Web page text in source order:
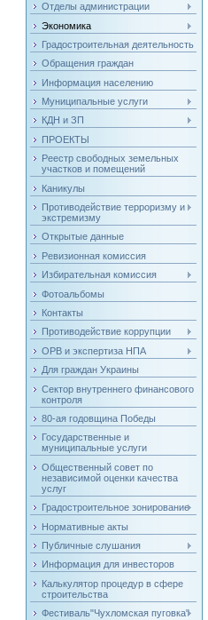
Отделы администрации
Экономика
Градостроительная деятельность
Обращения граждан
Информация населению
Муниципальные услуги
КДН и ЗП
ПРОЕКТЫ
Реестр свободных земельных
участков и помещений
Каникулы
Противодействие терроризму и
экстремизму
Открытые данные
Ревизионная комиссия
Избирательная комиссия
Фотоальбомы
Контакты
Противодействие коррупции
ОРВ и экспертиза НПА
Для граждан Украины
Сектор внутреннего финансового
контроля
80-ая годовщина Победы
Государственные и
муниципальные услуги
Общественный совет по
независимой оценки качества
услуг
Градостроительное зонирование
Нормативные акты
Публичные слушания
Информация для инвесторов
Калькулятор процедур в сфере
строительства
Фестиваль"Чухломская пуговка"